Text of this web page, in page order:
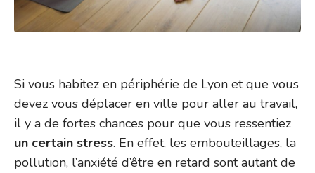
Si vous habitez en périphérie de Lyon et que vous
devez vous déplacer en ville pour aller au travail,
il y a de fortes chances pour que vous ressentiez
un certain stress. En effet, les embouteillages, la
pollution, l’anxiété d’être en retard sont autant de